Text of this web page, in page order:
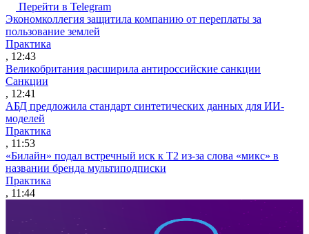
Перейти в Telegram
Экономколлегия защитила компанию от переплаты за
пользование землей
Практика
, 12:43
Великобритания расширила антироссийские санкции
Санкции
, 12:41
АБД предложила стандарт синтетических данных для ИИ-
моделей
Практика
, 11:53
«Билайн» подал встречный иск к Т2 из-за слова «микс» в
названии бренда мультиподписки
Практика
, 11:44